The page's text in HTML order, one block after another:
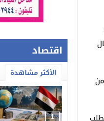
كان الطلب
اقتصاد
الأكثر مشاهدة
1